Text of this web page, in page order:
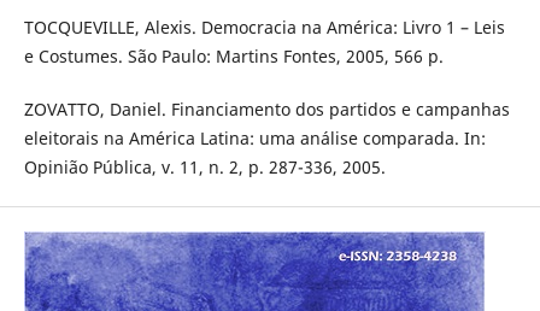
TOCQUEVILLE, Alexis. Democracia na América: Livro 1 – Leis
e Costumes. São Paulo: Martins Fontes, 2005, 566 p.
ZOVATTO, Daniel. Financiamento dos partidos e campanhas
eleitorais na América Latina: uma análise comparada. In:
Opinião Pública, v. 11, n. 2, p. 287-336, 2005.